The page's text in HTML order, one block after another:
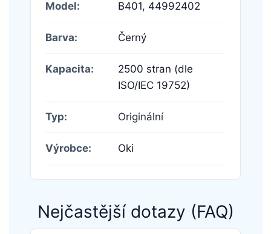
Model: B401, 44992402
Barva: Černý
Kapacita:
2500 stran (dle
ISO/IEC 19752)
Typ: Originální
Výrobce: Oki
Nejčastější dotazy (FAQ)